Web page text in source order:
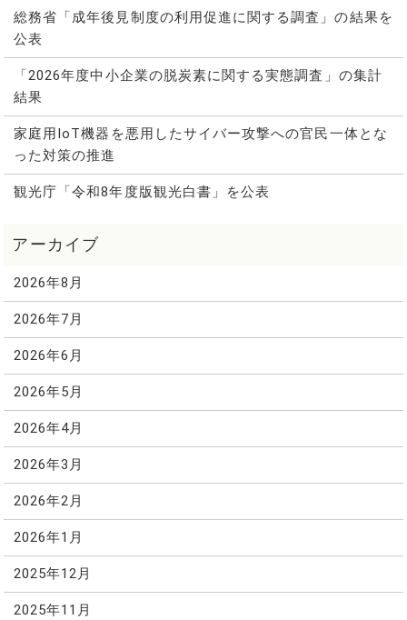
総務省「成年後見制度の利用促進に関する調査」の結果を
公表
「2026年度中小企業の脱炭素に関する実態調査」の集計
結果
家庭用IoT機器を悪用したサイバー攻撃への官民一体とな
った対策の推進
観光庁「令和8年度版観光白書」を公表
2026年8月
2026年7月
2026年6月
2026年5月
2026年4月
2026年3月
2026年2月
2026年1月
2025年12月
2025年11月